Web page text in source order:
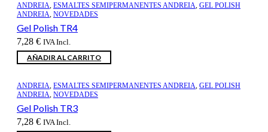
ANDREIA, ESMALTES SEMIPERMANENTES ANDREIA, GEL POLISH
ANDREIA, NOVEDADES
Gel Polish TR4
7,28 € IVA Incl.
AÑADIR AL CARRITO
ANDREIA, ESMALTES SEMIPERMANENTES ANDREIA, GEL POLISH
ANDREIA, NOVEDADES
Gel Polish TR3
7,28 € IVA Incl.